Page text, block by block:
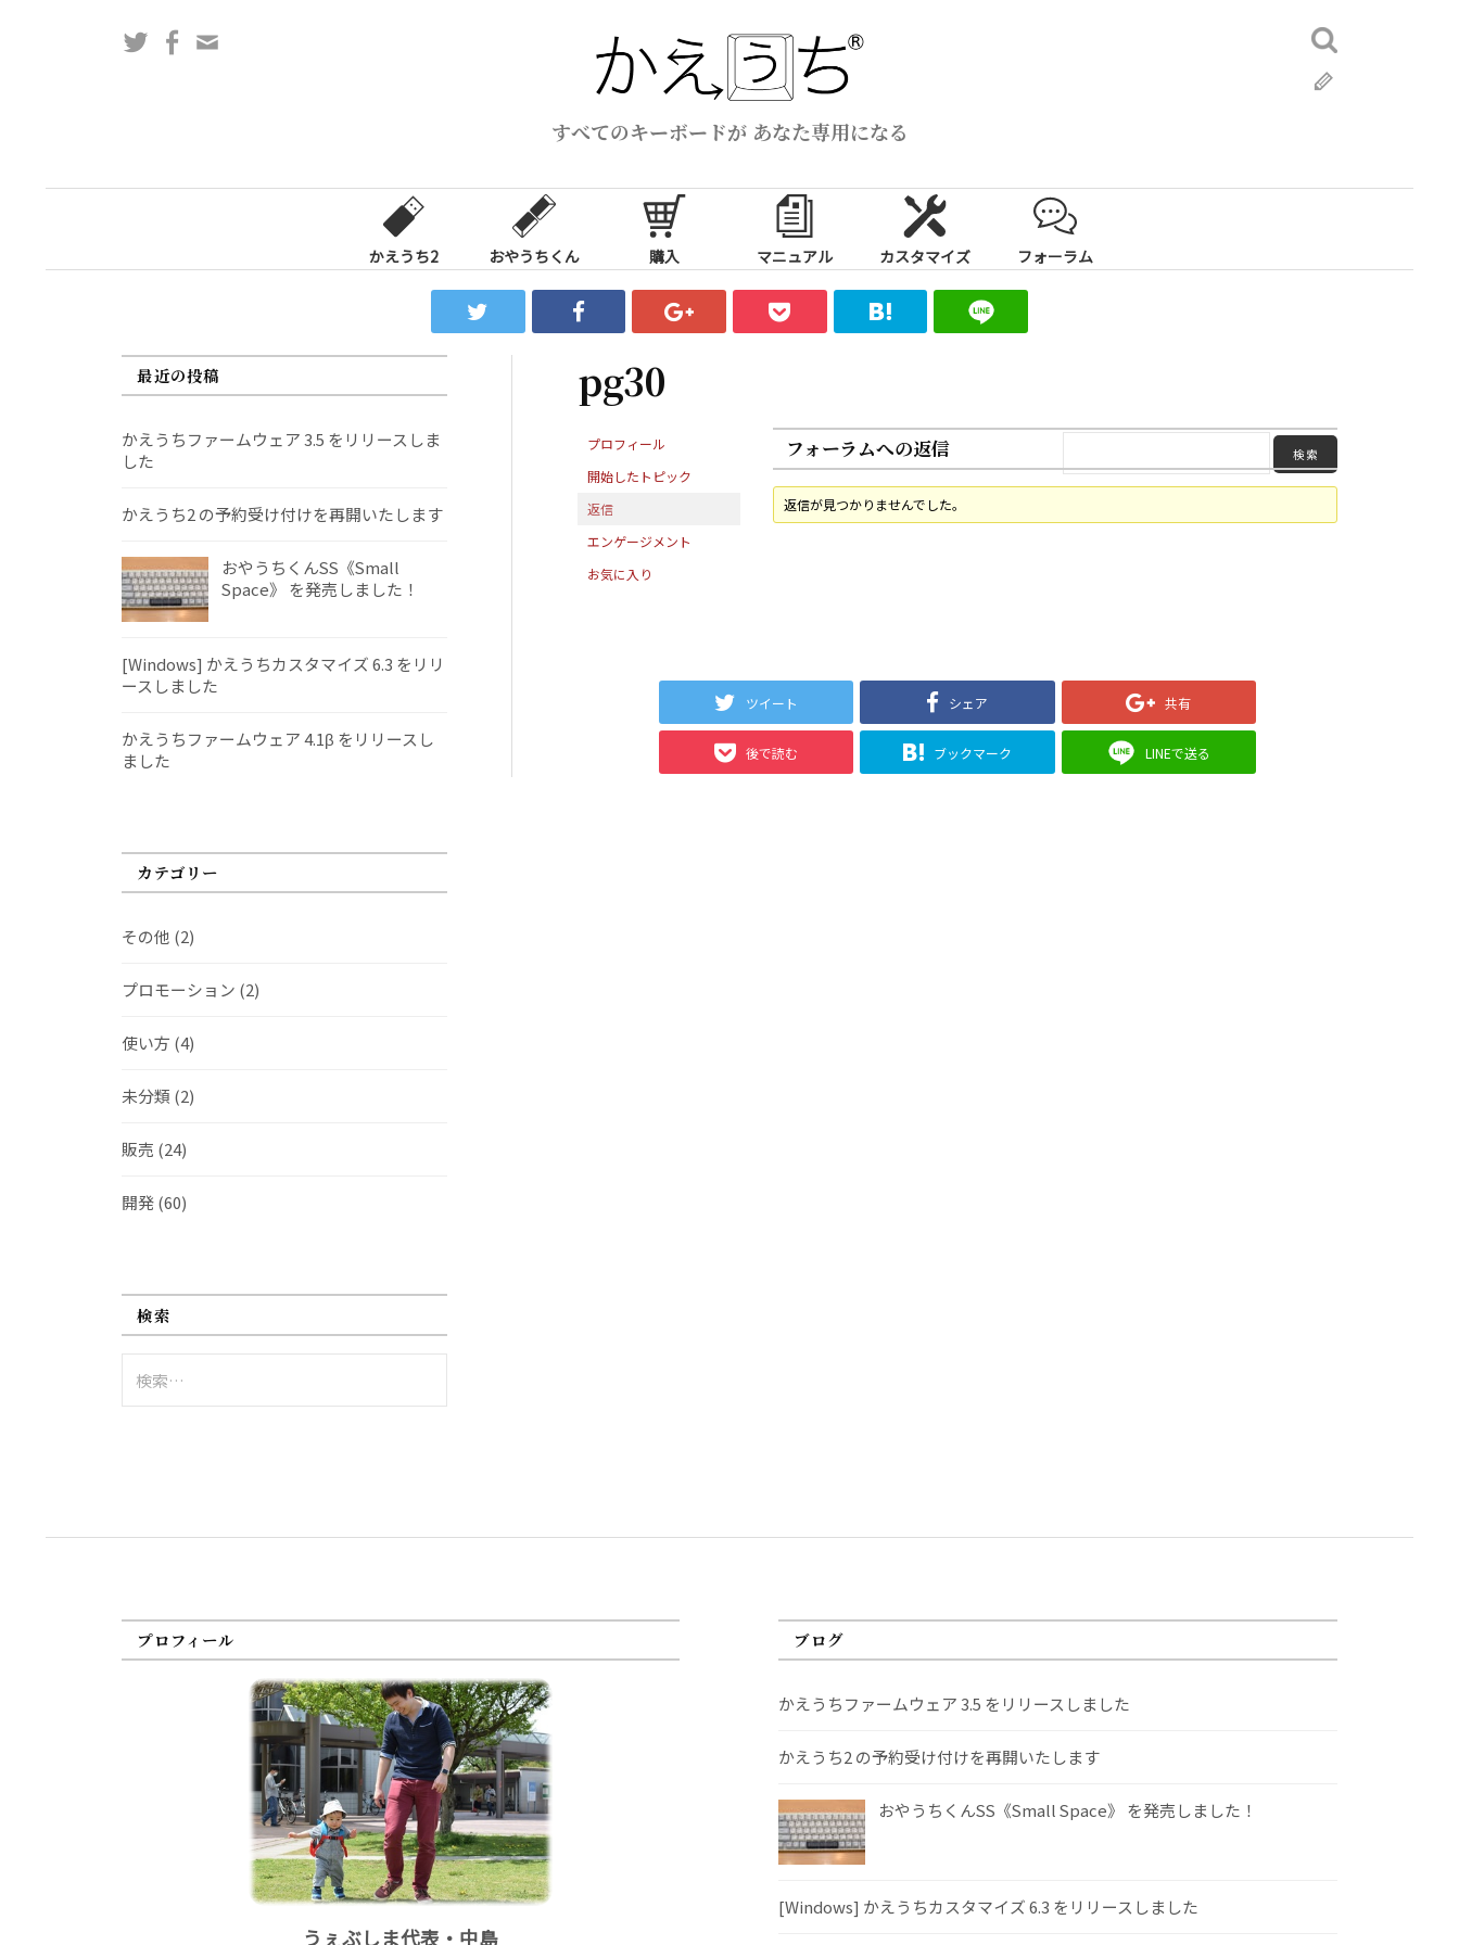
ス
すべてのキーボードが あなた専用になる
TwitterFacebook
検
索:
かえうち2 おやうちくん 購入 マニュアル カスタマイズ フォーラム
pg30
プロフィール
開始したトピック
返信
エンゲージメント
お気に入り
フォーラムへの返信
返信が見つかりませんでした。
ツイート シェア 共有
後で読む ブックマーク LINEで送る
最近の投稿
かえうちファームウェア 3.5 をリリースしま
した
かえうち2 の予約受け付けを再開いたします
おやうちくんSS《Small
Space》 を発売しました！
[Windows] かえうちカスタマイズ 6.3 をリリ
ースしました
かえうちファームウェア 4.1β をリリースし
ました
カテゴリー
その他 (2)
プロモーション (2)
使い方 (4)
未分類 (2)
販売 (24)
開発(60)
検索
索:
プロフィール
うぇぶしま代表・中島
ブログ
かえうちファームウェア 3.5 をリリースしました
かえうち2 の予約受け付けを再開いたします
おやうちくんSS《Small Space》 を発売しました！
[Windows] かえうちカスタマイズ 6.3 をリリースしました